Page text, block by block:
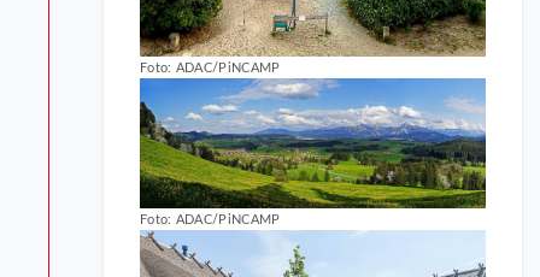
Foto: ADAC/PiNCAMP
Foto: ADAC/PiNCAMP